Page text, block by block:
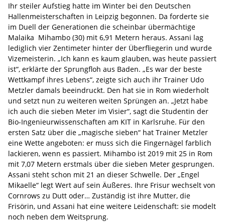
Ihr steiler Aufstieg hatte im Winter bei den Deutschen
Hallenmeisterschaften in Leipzig begonnen. Da forderte sie
im Duell der Generationen die scheinbar übermächtige
Malaika Mihambo (30) mit 6,91 Metern heraus. Assani lag
lediglich vier Zentimeter hinter der Überfliegerin und wurde
Vizemeisterin. „Ich kann es kaum glauben, was heute passiert
ist“, erklärte der Sprungfloh aus Baden. „Es war der beste
Wettkampf ihres Lebens“, zeigte sich auch ihr Trainer Udo
Metzler damals beeindruckt. Den hat sie in Rom wiederholt
und setzt nun zu weiteren weiten Sprüngen an. „Jetzt habe
ich auch die sieben Meter im Visier“, sagt die Studentin der
Bio-Ingenieurwissenschaften am KIT in Karlsruhe. Für den
ersten Satz über die „magische sieben“ hat Trainer Metzler
eine Wette angeboten: er muss sich die Fingernägel farblich
lackieren, wenn es passiert. Mihambo ist 2019 mit 25 in Rom
mit 7,07 Metern erstmals über die sieben Meter gesprungen.
Assani steht schon mit 21 an dieser Schwelle. Der „Engel
Mikaelle“ legt Wert auf sein Äußeres. Ihre Frisur wechselt von
Cornrows zu Dutt oder… Zuständig ist ihre Mutter, die
Frisörin, und Assani hat eine weitere Leidenschaft: sie modelt
noch neben dem Weitsprung.